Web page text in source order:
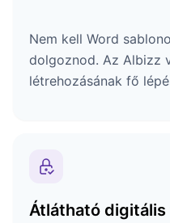
Nem kell Word
dolgoznod. Az Albizz
létrehozásának fő
Átlátható digitális